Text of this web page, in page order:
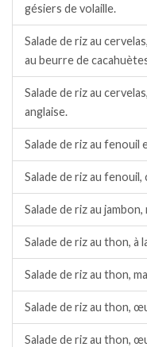
gésiers de volaille.
Salade de riz au
au beurre de
Salade de riz au
anglaise.
Salade de riz au fenouil
Salade de riz au
Salade de riz au
Salade de riz au thon,
Salade de riz au thon,
Salade de riz au thon,
Salade de riz au thon,